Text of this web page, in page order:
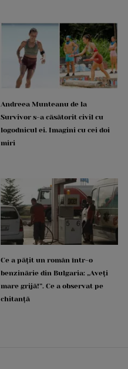
Andreea Munteanu de la
Survivor s-a căsătorit civil cu
logodnicul ei. Imagini cu cei doi
miri
Ce a pățit un român într-o
benzinărie din Bulgaria: „Aveți
mare grijă!”. Ce a observat pe
chitanță